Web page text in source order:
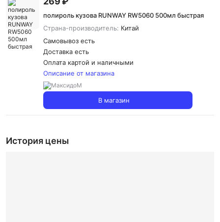
полироль кузова RUNWAY RW5060 500мл быстрая
Страна-производитель: Китай
Самовывоз есть
Доставка есть
Оплата картой и наличными
Описание от магазина
В магазин
История цены